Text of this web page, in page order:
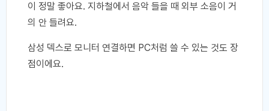
이 정말 좋아요. 지하철에서 음악 들을 때 외부 소음이 거
의 안 들려요.
삼성 덱스로 모니터 연결하면 PC처럼 쓸 수 있는 것도 장
점이에요.